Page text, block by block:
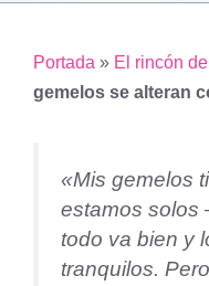
Portada » El rincón
gemelos se alteran
«Mis gemelos
estamos solos
todo va bien y
tranquilos.